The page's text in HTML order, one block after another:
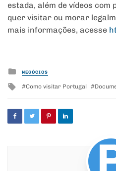
estada, além de vídeos com
quer visitar ou morar
mais informações, acesse
Posted
in
NEGÓCIOS
Tagged
Como visitar Portugal